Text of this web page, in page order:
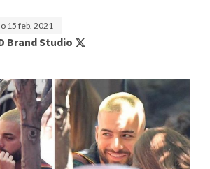
15 feb. 2021
Brand Studio